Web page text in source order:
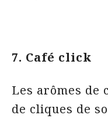
7. Café click
Les arômes de
de cliques de